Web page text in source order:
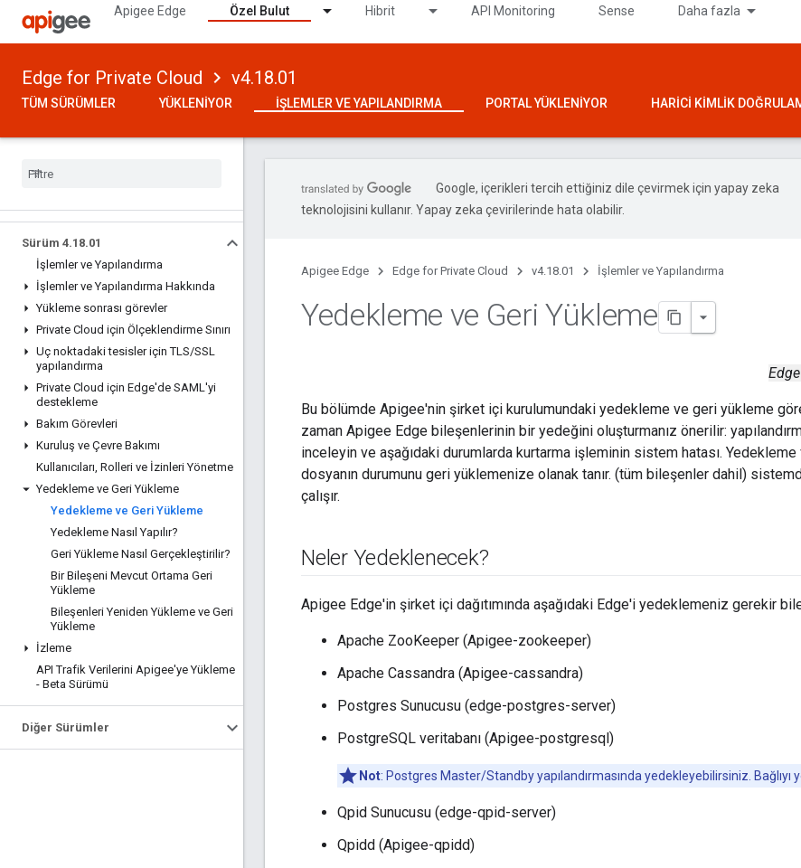
Apigee Edge Özel Bulut Hibrit API Monitoring Sense Daha fazla
Edge for Private Cloud v4.18.01
TÜM SÜRÜMLER YÜKLENIYOR İŞLEMLER VE YAPILANDIRMA PORTAL YÜKLENIYOR HARICI KIMLIK
Sürüm 4.18.01
İşlemler ve Yapılandırma
İşlemler ve Yapılandırma Hakkında
Yükleme sonrası görevler
Private Cloud için Ölçeklendirme Sınırı
Uç noktadaki tesisler için TLS/SSL
yapılandırma
Private Cloud için Edge'de SAML'yi
destekleme
Bakım Görevleri
Kuruluş ve Çevre Bakımı
Kullanıcıları, Rolleri ve İzinleri Yönetme
Yedekleme ve Geri Yükleme
Yedekleme ve Geri Yükleme
Yedekleme Nasıl Yapılır?
Geri Yükleme Nasıl Gerçekleştirilir?
Bir Bileşeni Mevcut Ortama Geri
Yükleme
Bileşenleri Yeniden Yükleme ve Geri
Yükleme
İzleme
API Trafik Verilerini Apigee'ye Yükleme
- Beta Sürümü
Diğer Sürümler
Google, içerikleri tercih ettiğiniz dile çevirmek için yapay zeka
teknolojisini kullanır. Yapay zeka çevirilerinde hata olabilir.
Apigee Edge Edge for Private Cloud v4.18.01 İşlemler ve Yapılandırma
Yedekleme ve Geri Yükleme
Bu bölümde Apigee'nin şirket içi kurulumundaki yedekleme ve geri yükleme
zaman Apigee Edge bileşenlerinin bir yedeğini oluşturmanız önerilir:
inceleyin ve aşağıdaki durumlarda kurtarma işleminin sistem hatası.
dosyanın durumunu geri yüklemenize olanak tanır. (tüm bileşenler dahil)
çalışır.
Neler Yedeklenecek?
Apigee Edge'in şirket içi dağıtımında aşağıdaki Edge'i yedeklemeniz gerekir
Apache ZooKeeper (Apigee-zookeeper)
Apache Cassandra (Apigee-cassandra)
Postgres Sunucusu (edge-postgres-server)
PostgreSQL veritabanı (Apigee-postgresql)
Not: Postgres Master/Standby yapılandırmasında yedekleyebilirsiniz. Bağlıyı
Qpid Sunucusu (edge-qpid-server)
Qpidd (Apigee-qpidd)